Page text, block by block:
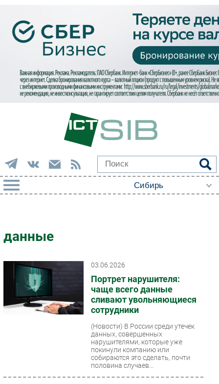
Импорто­замещение
Интернет
Мобильная связь
Фиксированная связь
Интеграция
Рынок ПК
данные
03.06.2026
Портрет нарушителя:
чаще всего данные
сливают увольняющиеся
сотрудники
(Новости) В России среди утечек
данных, совершенных
нарушителями, которые уже
покинули компанию или
собираются это сделать, почти
половина случаев...